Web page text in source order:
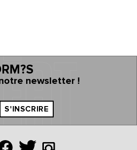
newsletter !
S'INSCRIRE